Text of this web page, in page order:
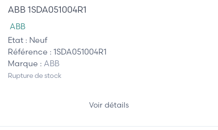
ABB 1SDA051004R1
ABB
Etat : Neuf
Référence : 1SDA051004R1
Marque : ABB
Rupture de stock
Voir détails